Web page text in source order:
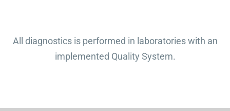
All diagnostics is performed in laboratories with an
implemented Quality System.